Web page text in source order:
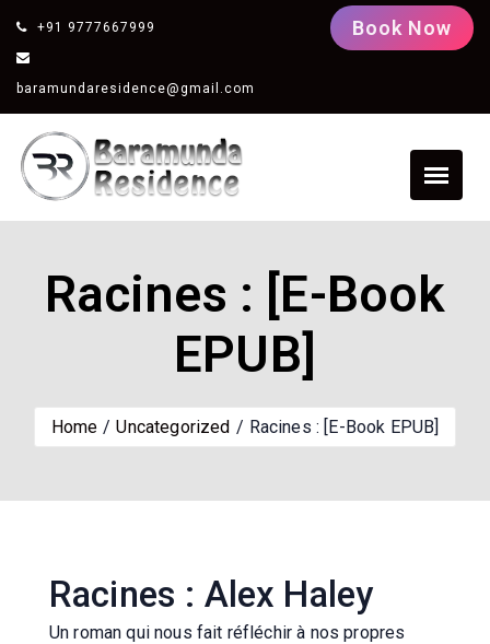
+91 9777667999
baramundaresidence@gmail.com
Book Now
Racines : [E-Book
EPUB]
Home Uncategorized Racines : [E-Book EPUB]
Racines : Alex Haley
Un roman qui nous fait réfléchir à nos propres